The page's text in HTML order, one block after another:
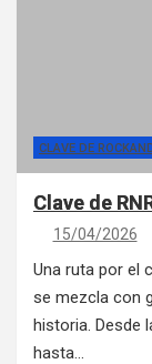
CLAVE DE
Clave de
15/04/2026
Una ruta por el
se mezcla con
historia. Desde
hasta…